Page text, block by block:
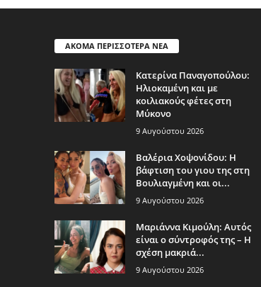
ΑΚΟΜΑ ΠΕΡΙΣΣΟΤΕΡΑ ΝΕΑ
Κατερίνα Παναγοπούλου:
Ηλιοκαμένη και με
κοιλιακούς φέτες στη
Μύκονο
9 Αυγούστου 2026
Βαλέρια Χοψονίδου: Η
βάφτιση του γιου της στη
Βουλιαγμένη και οι...
9 Αυγούστου 2026
Μαριάννα Κιμούλη: Αυτός
είναι ο σύντροφός της – Η
σχέση μακριά...
9 Αυγούστου 2026